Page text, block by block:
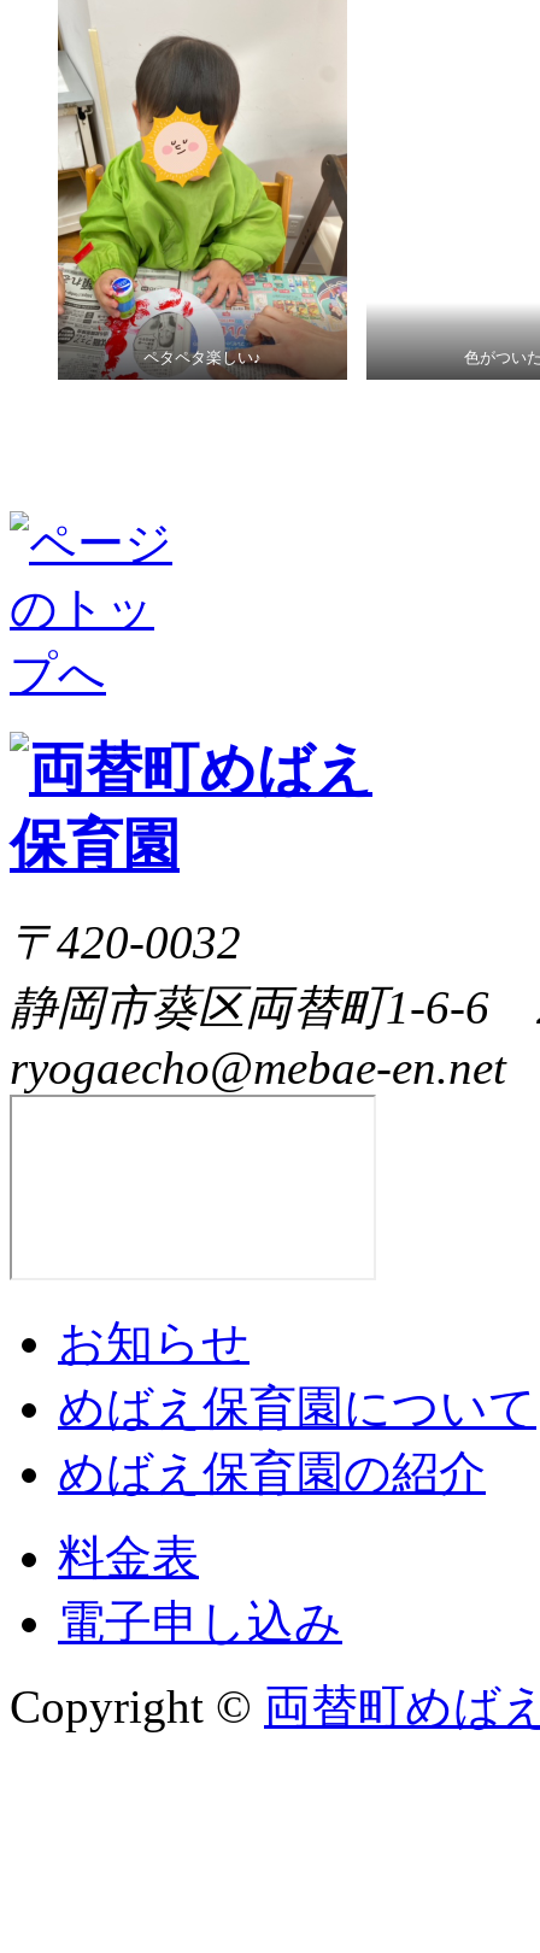
ペタペタ楽しい♪ 色がつい
〒420-0032
静岡市葵区両替町1-6-6
ryogaecho@mebae-en.net
お知らせ
めばえ保育園について
めばえ保育園の紹介
料金表
電子申し込み
Copyright © 両替町めば